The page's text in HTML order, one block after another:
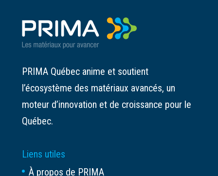
PRIMA Québec anime et soutient
l’écosystème des matériaux avancés, un
moteur d’innovation et de croissance pour le
Québec.
Liens utiles
À propos de PRIMA